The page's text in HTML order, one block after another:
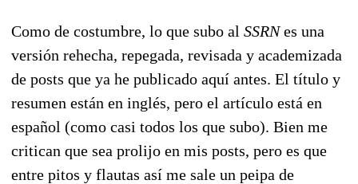
Como de costumbre, lo que subo al SSRNes una
versión rehecha, repegada, revisada y academizada
de posts que ya he publicado aquí antes. El título y
resumen están en inglés, pero el artículo está en
español (como casi todos los que subo). Bien me
critican que sea prolijo en mis posts, pero es que
entre pitos y flautas así me sale un peipa de